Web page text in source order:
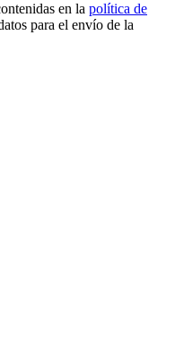
en la política de
para el envío de la